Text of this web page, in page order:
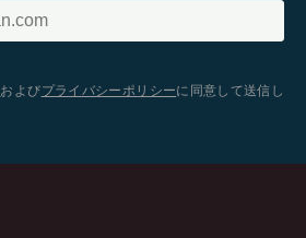
およびプライバシーポリシーに同意して送信し